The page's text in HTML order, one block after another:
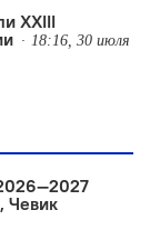
XXIII
18:16, 30 июля
Чевик